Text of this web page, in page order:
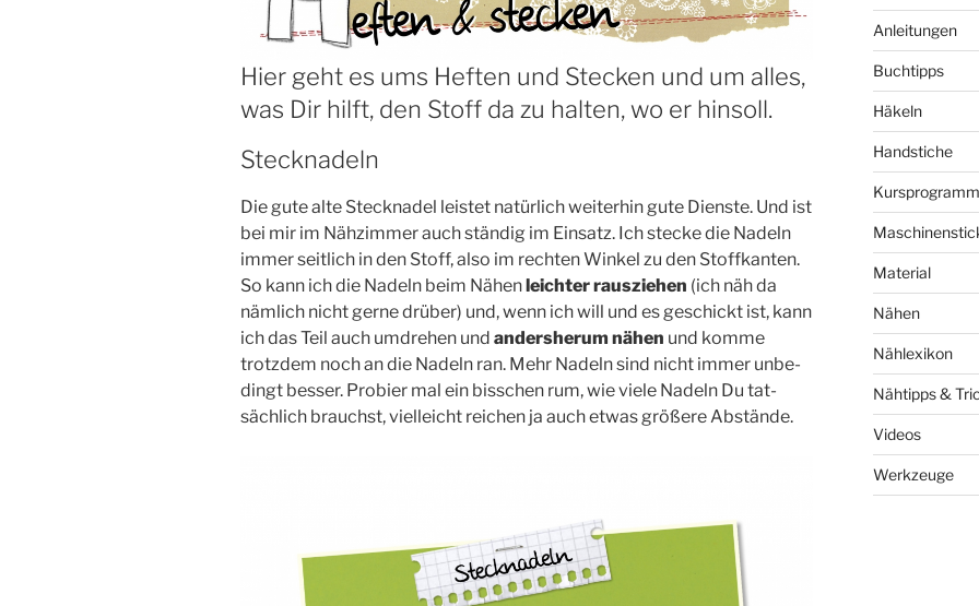
Hier geht es ums Heften und Stecken und um alles,
was Dir hilft, den Stoff da zu halten, wo er hinsoll.
Stecknadeln
Die gute alte Steck­na­del leis­tet natür­lich wei­ter­hin gute Diens­te. Und ist
bei mir im Näh­zim­mer auch stän­dig im Ein­satz. Ich ste­cke die Nadeln
immer seit­lich in den Stoff, also im rech­ten Win­kel zu den Stoffkanten.
So kann ich die Nadeln beim Nähenleich­ter raus­zie­hen (ich näh da
näm­lich nicht ger­ne drü­ber) und, wenn ich will und es geschickt ist, kann
ich das Teil auch umdre­hen und anders­her­um nähen und kom­me
trotz­dem noch an die Nadeln ran. Mehr Nadeln sind nicht immer unbe­
dingt bes­ser. Pro­bier mal ein biss­chen rum, wie vie­le Nadeln Du tat­
säch­lich brauchst, viel­leicht rei­chen ja auch etwas grö­ße­re Abstände.
Anleitungen
Buchtipps
Häkeln
Handstiche
Kursprogramm
Material
Nähen
Nählexikon
Nähtipps &
Videos
Werkzeuge